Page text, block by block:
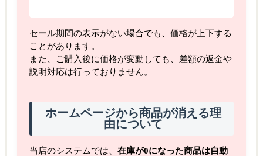
セール期間の表示がない場合でも、価格が上下する
ことがあります。
また、ご購入後に価格が変動しても、差額の返金や
説明対応は行っておりません。
ホームページから商品が消える理
由について
当店のシステムでは、 在庫が0になった商品は自動